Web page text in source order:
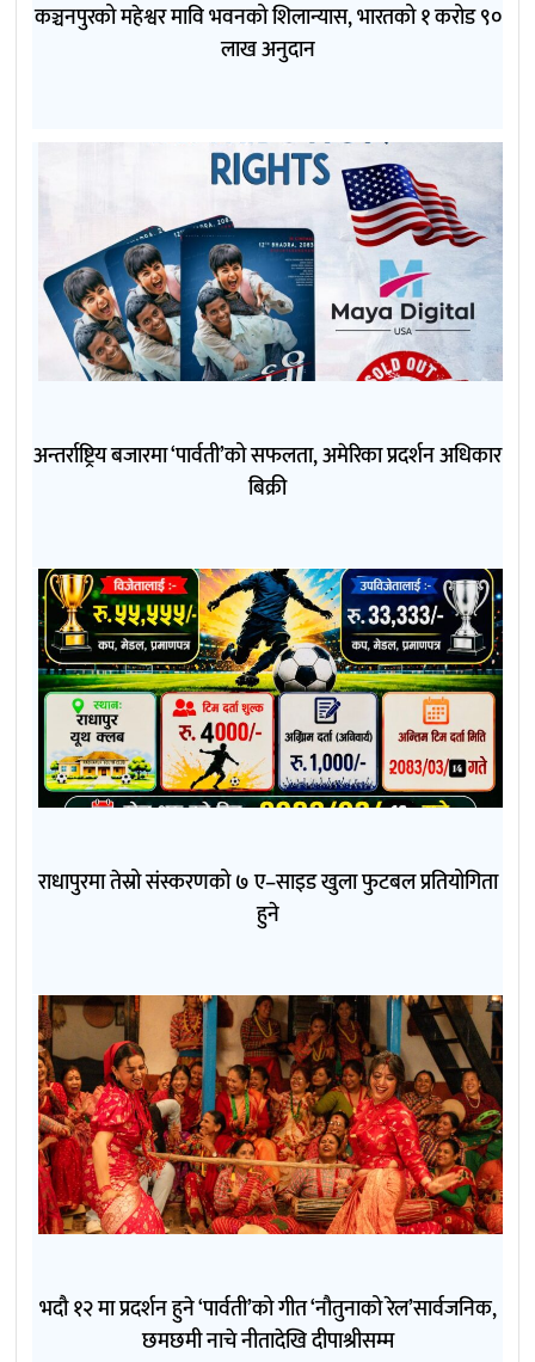
कञ्चनपुरको महेश्वर मावि भवनको शिलान्यास, भारतको १ करोड ९०
लाख अनुदान
अन्तर्राष्ट्रिय बजारमा ‘पार्वती’को सफलता, अमेरिका प्रदर्शन अधिकार
बिक्री
राधापुरमा तेस्रो संस्करणको ७ ए–साइड खुला फुटबल प्रतियोगिता
हुने
भदौ १२ मा प्रदर्शन हुने ‘पार्वती’को गीत ‘नौतुनाको रेल’सार्वजनिक,
छमछमी नाचे नीतादेखि दीपाश्रीसम्म